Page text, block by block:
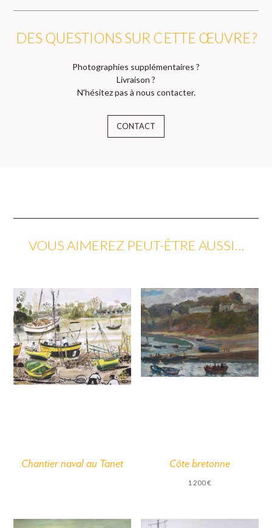
DES QUESTIONS SUR CETTE ŒUVRE ?
Photographies supplémentaires ?
Livraison ?
N'hésitez pas à nous contacter.
CONTACT
VOUS AIMEREZ PEUT-ÊTRE AUSSI…
Chantier naval au Tanet Côte bretonne
1 200€